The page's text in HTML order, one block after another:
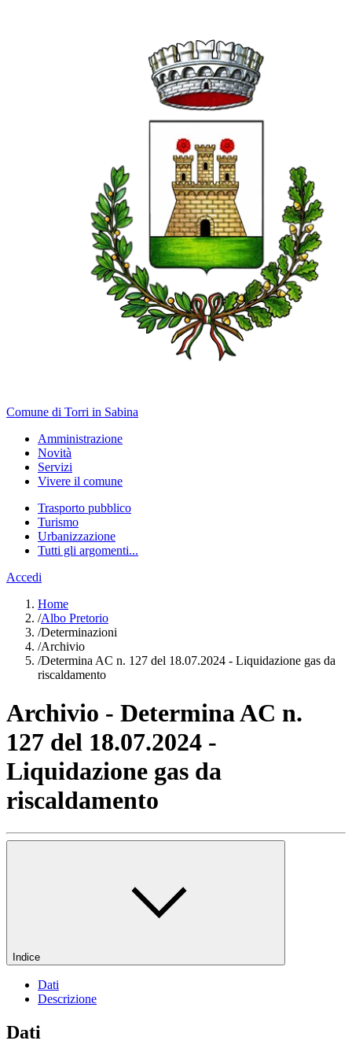
Comune di Torri in Sabina
Amministrazione
Novità
Servizi
Vivere il comune
Trasporto pubblico
Turismo
Urbanizzazione
Tutti gli argomenti...
Accedi
Home
/Albo Pretorio
/Determinazioni
/Archivio
/Determina AC n. 127 del 18.07.2024 - Liquidazione gas da
riscaldamento
Archivio - Determina AC n.
127 del 18.07.2024 -
Liquidazione gas da
riscaldamento
Indice
Dati
Descrizione
Dati